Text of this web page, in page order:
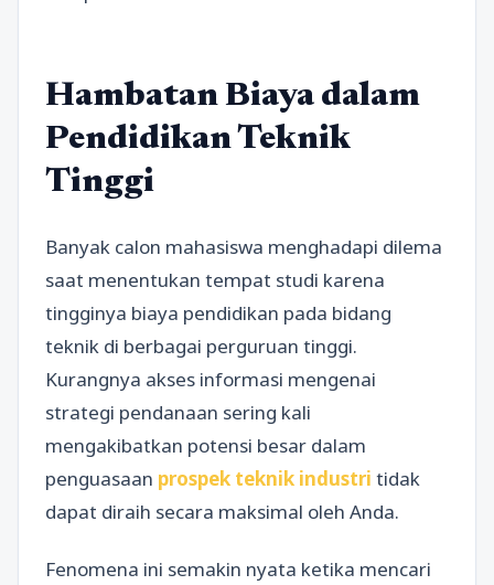
Hambatan Biaya dalam
Pendidikan Teknik
Tinggi
Banyak calon mahasiswa menghadapi dilema
saat menentukan tempat studi karena
tingginya biaya pendidikan pada bidang
teknik di berbagai perguruan tinggi.
Kurangnya akses informasi mengenai
strategi pendanaan sering kali
mengakibatkan potensi besar dalam
penguasaan prospek teknik industri tidak
dapat diraih secara maksimal oleh Anda.
Fenomena ini semakin nyata ketika mencari